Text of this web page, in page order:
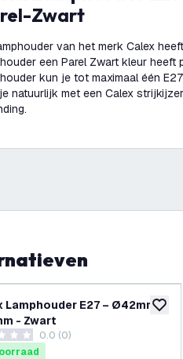
Zwart
van het merk Calex
een Parel Zwart kleur
kun je tot maximaal één
natuurlijk met een Calex
Lamphouder E27 – Ø42mm –
- Zwart
sterren0.0 (0)